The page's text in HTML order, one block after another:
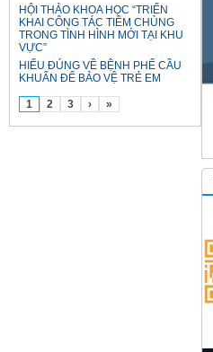
HỘI THẢO KHOA HỌC “TRIỂN
KHAI CÔNG TÁC TIÊM CHỦNG
TRONG TÌNH HÌNH MỚI TẠI KHU
VỰC”
HIỂU ĐÚNG VỀ BỆNH PHẾ CẦU
KHUẨN ĐỂ BẢO VỆ TRẺ EM
1 2 3 › »